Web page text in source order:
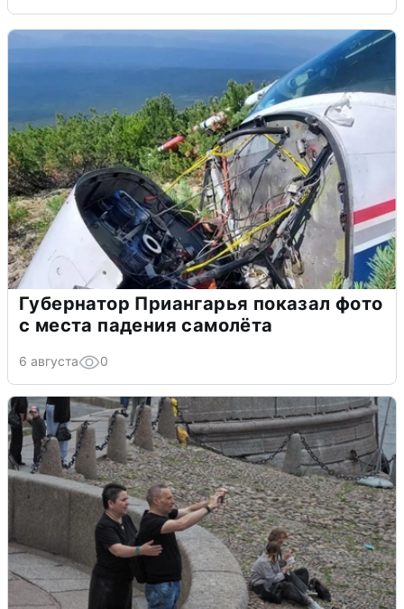
Губернатор Приангарья показал фото
с места падения самолёта
6 августа 0